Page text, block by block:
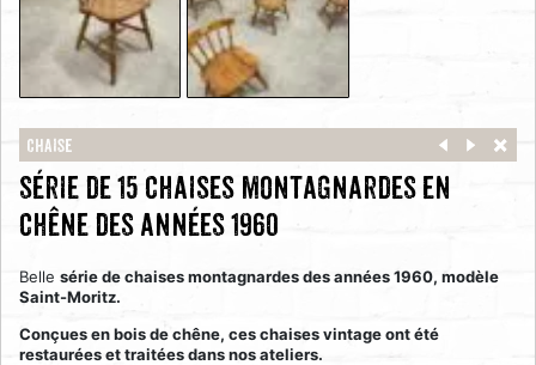
Chaise
série de 15 chaises montagnardes en
chêne des années 1960
Belle série de chaises montagnardes des années 1960, modèle
Saint-Moritz.
Conçues en bois de chêne, ces chaises vintage ont été
restaurées et traitées dans nos ateliers.